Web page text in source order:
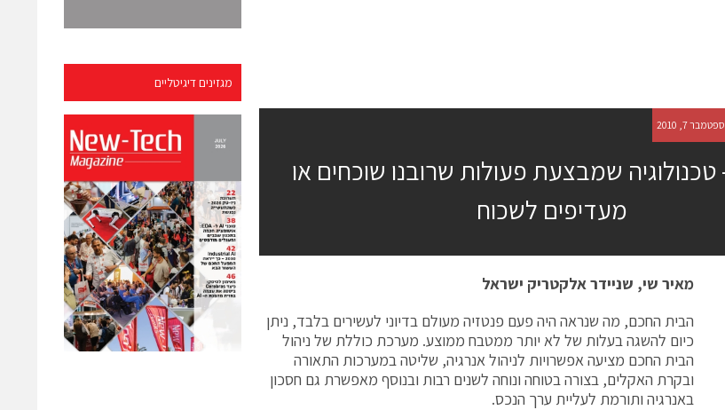
מגזינים דיגיטליים
7, 2010
שמבצעת פעולות שרובנו שוכחים או
מעדיפים לשכוח
מאיר שי, שניידר אלקטריק ישראל
הבית החכם, מה שנראה היה פעם פנטזיה מעולם בדיוני לעשירים בלבד, ניתן
כיום להשגה בעלות של לא יותר ממטבח ממוצע. מערכת כוללת של ניהול
הבית החכם מציעה אפשרויות לניהול אנרגיה, שליטה במערכות התאורה
ובקרת האקלים, בצורה בטוחה ונוחה לשנים רבות ובנוסף מאפשרת גם חסכון
באנרגיה ותורמת לעליית ערך הנכס.